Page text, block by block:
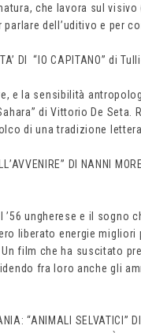
che lavora sul visivo
dell’uditivo e per
DI “IO CAPITANO” di
e la sensibilità
di Vittorio De Seta.
di una tradizione
DI NANNI
’56 ungherese e il sogno
liberato energie migliori
film che ha suscitato
fra loro anche gli
“ANIMALI SELVATICI”